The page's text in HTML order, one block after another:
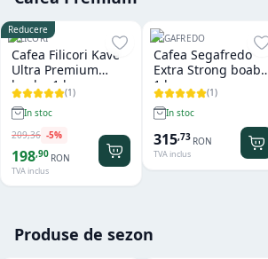
Reducere
FILICORI
Cafea Filicori Kave
Ultra Premium
boabe 1 kg
(1)
In stoc
209,36 -5%
198,90 RON
TVA inclus
SEGAFREDO
Cafea Segafredo
Extra Strong boabe
1 kg
(1)
In stoc
315,73 RON
TVA inclus
Produse de sezon